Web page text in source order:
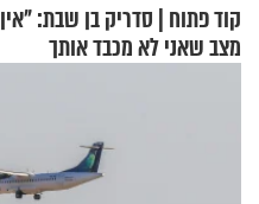
קוד פתוח | סדריק בן שבת: "אין
מצב שאני לא מכבד אותך